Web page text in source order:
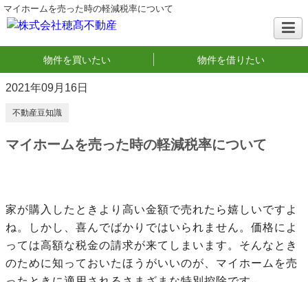
マイホームを売った時の軽減税率について
物件を買いたい 物件を借りたい
2021年09月16日
不動産豆知識
マイホームを売った時の軽減税率について
家が購入したときより高い金額で売れたら嬉しいですよ
ね。しかし、喜んでばかりではいられません。価格によ
っては高額な税金の請求が来てしまいます。そんなとき
のために知っておいたほうがいいのが、マイホームを売